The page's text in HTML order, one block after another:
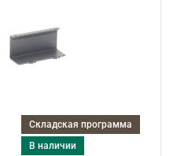
Складская программа
в наличии